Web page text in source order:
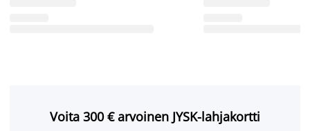
Voita 300 € arvoinen JYSK-lahjakortti